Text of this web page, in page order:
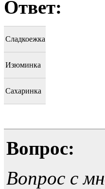
Ответ:
Сладкоежка
Изюминка
Сахаринка
Вопрос:
Вопрос с